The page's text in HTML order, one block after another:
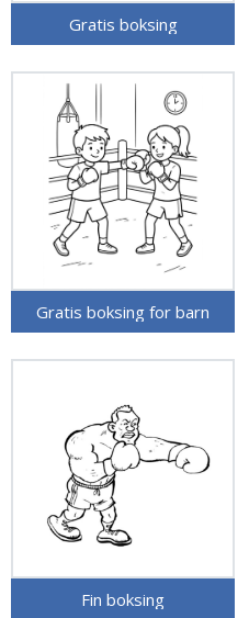
Gratis boksing
Gratis boksing for barn
Fin boksing